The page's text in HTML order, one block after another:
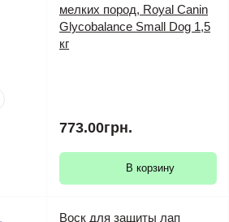
мелких пород, Royal Canin
Glycobalance Small Dog 1,5
кг
773.00грн.
В корзину
Воск для защиты лап